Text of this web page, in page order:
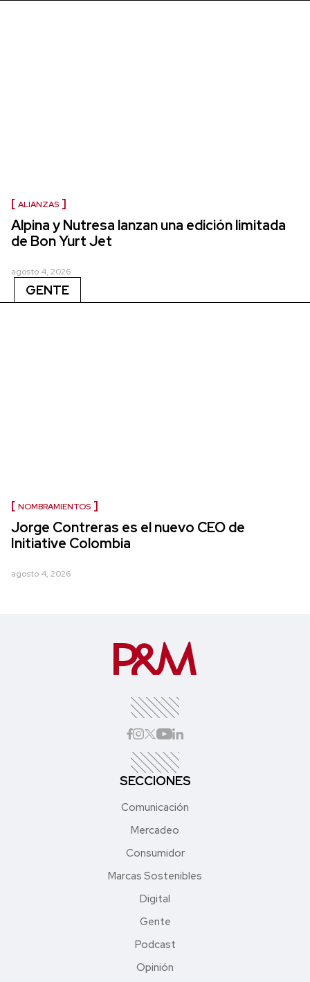
ALIANZAS
Alpina y Nutresa lanzan una edición limitada
de Bon Yurt Jet
agosto 4, 2026
GENTE
NOMBRAMIENTOS
Jorge Contreras es el nuevo CEO de
Initiative Colombia
agosto 4, 2026
SECCIONES
Comunicación
Mercadeo
Consumidor
Marcas Sostenibles
Digital
Gente
Podcast
Opinión